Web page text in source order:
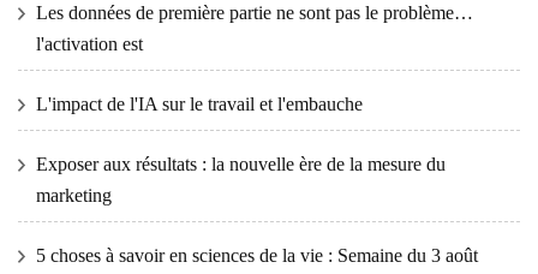
Les données de première partie ne sont pas le problème…
l'activation est
L'impact de l'IA sur le travail et l'embauche
Exposer aux résultats : la nouvelle ère de la mesure du
marketing
5 choses à savoir en sciences de la vie : Semaine du 3 août